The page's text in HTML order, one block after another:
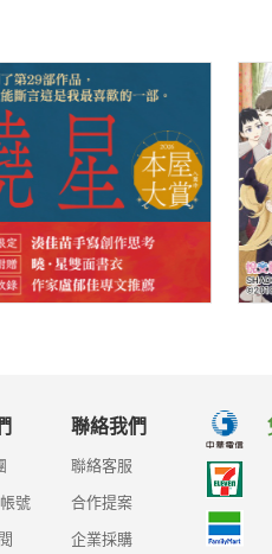
號
聯絡我們
聯絡客服
合作提案
企業採購